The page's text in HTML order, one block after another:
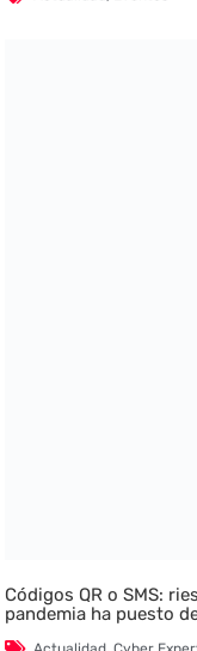
Códigos QR o SMS:
pandemia ha puesto